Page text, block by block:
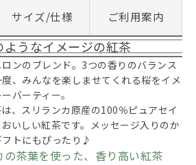
サイズ/仕様 ご利用案内
ようなイメージの紅茶
ンのブレンド。3つの香りのバランス
、みんなを楽しませてくれる桜をイメ
バーティー。
、スリランカ原産の100％ピュアセイ
いしい紅茶です。メッセージ入りのか
トにもぴったり♪
茶葉を使った、香り高い紅茶